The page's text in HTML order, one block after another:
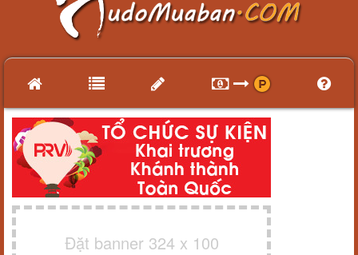
Đặt banner 324 x 100